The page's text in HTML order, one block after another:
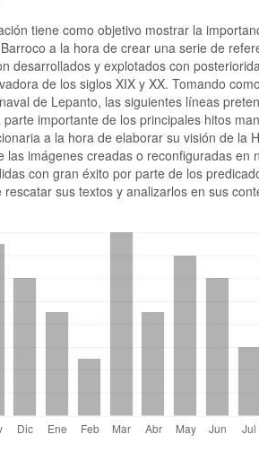
tiene como objetivo mostrar la
a la hora de crear una serie de
desarrollados y explotados con
de los siglos XIX y XX. Tomando
de Lepanto, las siguientes líneas
importante de los principales hitos
a la hora de elaborar su visión de la
las imágenes creadas o reconfiguradas en
con gran éxito por parte de los
sus textos y analizarlos en sus